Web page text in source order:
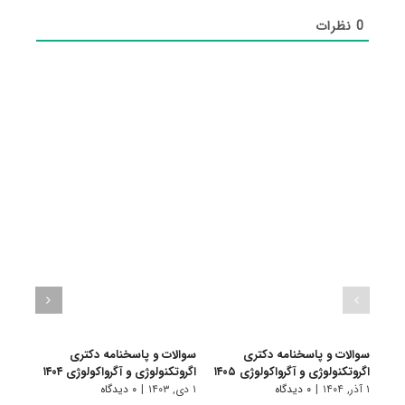
0نظرات
سوالات و پاسخنامه دکتری
اگروتکنولوژی و آگرواکولوژی ۱۴۰۵
۱ آذر, ۱۴۰۴ | ۰ دیدگاه
سوالات و پاسخنامه دکتری
اگروتکنولوژی و آگرواکولوژی ۱۴۰۴
۱ دی, ۱۴۰۳ | ۰ دیدگاه